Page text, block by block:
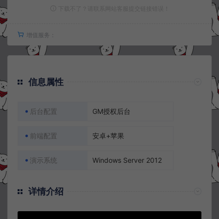
增值服务：
信息属性
后台配置 GM授权后台
前端配置 安卓+苹果
演示系统 Windows Server 2012
详情介绍